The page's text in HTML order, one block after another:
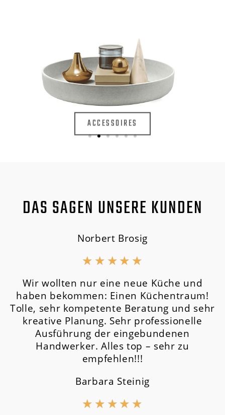
ACCESSOIRES
DAS SAGEN UNSERE KUNDEN
Norbert Brosig
★ ★ ★ ★ ★
Wir wollten nur eine neue Küche und
haben bekommen: Einen Küchentraum!
Tolle, sehr kompetente Beratung und sehr
kreative Planung. Sehr professionelle
Ausführung der eingebundenen
Handwerker. Alles top – sehr zu
empfehlen!!!
Barbara Steinig
★ ★ ★ ★ ★